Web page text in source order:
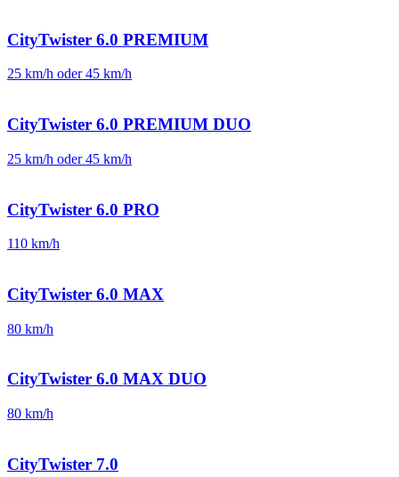
CityTwister 6.0 PREMIUM
25 km/h oder 45 km/h
CityTwister 6.0 PREMIUM DUO
25 km/h oder 45 km/h
CityTwister 6.0 PRO
110 km/h
CityTwister 6.0 MAX
80 km/h
CityTwister 6.0 MAX DUO
80 km/h
CityTwister 7.0